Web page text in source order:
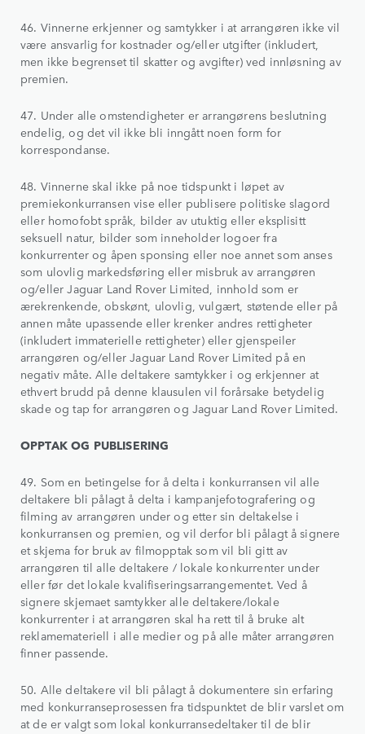
46. Vinnerne erkjenner og samtykker i at arrangøren ikke vil
være ansvarlig for kostnader og/eller utgifter (inkludert,
men ikke begrenset til skatter og avgifter) ved innløsning av
premien.
47. Under alle omstendigheter er arrangørens beslutning
endelig, og det vil ikke bli inngått noen form for
korrespondanse.
48. Vinnerne skal ikke på noe tidspunkt i løpet av
premiekonkurransen vise eller publisere politiske slagord
eller homofobt språk, bilder av utuktig eller eksplisitt
seksuell natur, bilder som inneholder logoer fra
konkurrenter og åpen sponsing eller noe annet som anses
som ulovlig markedsføring eller misbruk av arrangøren
og/eller Jaguar Land Rover Limited, innhold som er
ærekrenkende, obskønt, ulovlig, vulgært, støtende eller på
annen måte upassende eller krenker andres rettigheter
(inkludert immaterielle rettigheter) eller gjenspeiler
arrangøren og/eller Jaguar Land Rover Limited på en
negativ måte. Alle deltakere samtykker i og erkjenner at
ethvert brudd på denne klausulen vil forårsake betydelig
skade og tap for arrangøren og Jaguar Land Rover Limited.
OPPTAK OG PUBLISERING
49. Som en betingelse for å delta i konkurransen vil alle
deltakere bli pålagt å delta i kampanjefotografering og
filming av arrangøren under og etter sin deltakelse i
konkurransen og premien, og vil derfor bli pålagt å signere
et skjema for bruk av filmopptak som vil bli gitt av
arrangøren til alle deltakere / lokale konkurrenter under
eller før det lokale kvalifiseringsarrangementet. Ved å
signere skjemaet samtykker alle deltakere/lokale
konkurrenter i at arrangøren skal ha rett til å bruke alt
reklamemateriell i alle medier og på alle måter arrangøren
finner passende.
50. Alle deltakere vil bli pålagt å dokumentere sin erfaring
med konkurranseprosessen fra tidspunktet de blir varslet om
at de er valgt som lokal konkurransedeltaker til de blir